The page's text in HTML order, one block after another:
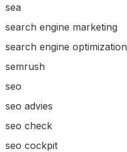
sea
search engine marketing
search engine optimization
semrush
seo
seo advies
seo check
seo cockpit